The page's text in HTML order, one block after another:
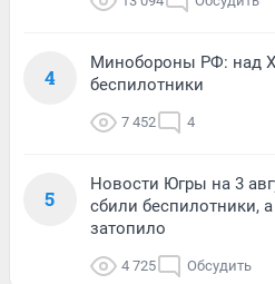
4
Минобороны РФ: над
беспилотники
7 452 4
5
Новости Югры на 3
сбили беспилотники,
затопило
4 725 Обсудить